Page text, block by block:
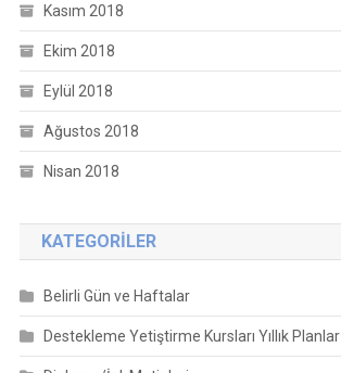
Kasım 2018
Ekim 2018
Eylül 2018
Ağustos 2018
Nisan 2018
KATEGORILER
Belirli Gün ve Haftalar
Destekleme Yetiştirme Kursları Yıllık Planlar